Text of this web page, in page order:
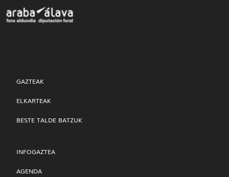
GAZTEAK
ELKARTEAK
BESTE TALDE BATZUK
INFOGAZTEA
AGENDA